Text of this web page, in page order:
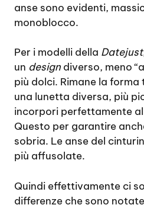
anse sono evidenti,
monoblocco.
Per i modelli della Datejust
un design diverso, meno
più dolci. Rimane la
una lunetta diversa, più
incorpori perfettamente
Questo per garantire
sobria. Le anse del
più affusolate.
Quindi effettivamente ci
differenze che sono